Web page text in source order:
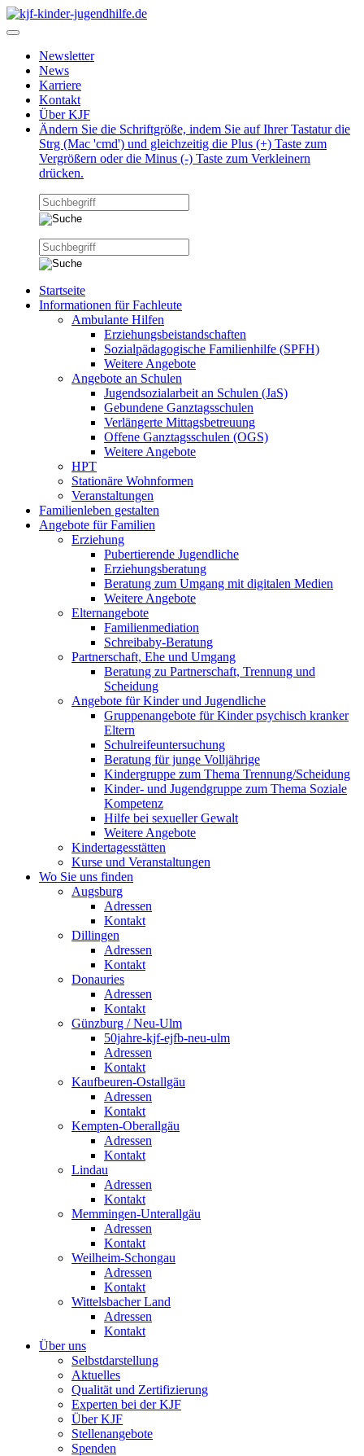
Newsletter
News
Karriere
Kontakt
Über KJF
Ändern Sie die Schriftgröße, indem Sie auf Ihrer Tastatur die
Strg (Mac 'cmd') und gleichzeitig die Plus (+) Taste zum
Vergrößern oder die Minus (-) Taste zum Verkleinern
drücken.
Startseite
Informationen für Fachleute
Ambulante Hilfen
Erziehungsbeistandschaften
Sozialpädagogische Familienhilfe (SPFH)
Weitere Angebote
Angebote an Schulen
Jugendsozialarbeit an Schulen (JaS)
Gebundene Ganztagsschulen
Verlängerte Mittagsbetreuung
Offene Ganztagsschulen (OGS)
Weitere Angebote
HPT
Stationäre Wohnformen
Veranstaltungen
Familienleben gestalten
Angebote für Familien
Erziehung
Pubertierende Jugendliche
Erziehungsberatung
Beratung zum Umgang mit digitalen Medien
Weitere Angebote
Elternangebote
Familienmediation
Schreibaby-Beratung
Partnerschaft, Ehe und Umgang
Beratung zu Partnerschaft, Trennung und
Scheidung
Angebote für Kinder und Jugendliche
Gruppenangebote für Kinder psychisch kranker
Eltern
Schulreifeuntersuchung
Beratung für junge Volljährige
Kindergruppe zum Thema Trennung/Scheidung
Kinder- und Jugendgruppe zum Thema Soziale
Kompetenz
Hilfe bei sexueller Gewalt
Weitere Angebote
Kindertagesstätten
Kurse und Veranstaltungen
Wo Sie uns finden
Augsburg
Adressen
Kontakt
Dillingen
Adressen
Kontakt
Donauries
Adressen
Kontakt
Günzburg / Neu-Ulm
50jahre-kjf-ejfb-neu-ulm
Adressen
Kontakt
Kaufbeuren-Ostallgäu
Adressen
Kontakt
Kempten-Oberallgäu
Adressen
Kontakt
Lindau
Adressen
Kontakt
Memmingen-Unterallgäu
Adressen
Kontakt
Weilheim-Schongau
Adressen
Kontakt
Wittelsbacher Land
Adressen
Kontakt
Über uns
Selbstdarstellung
Aktuelles
Qualität und Zertifizierung
Experten bei der KJF
Über KJF
Stellenangebote
Spenden